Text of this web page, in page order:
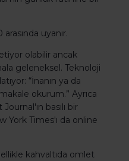
uyanır.
olabilir ancak
geleneksel. Teknoloji
“İnanın ya da
okurum.” Ayrıca
basılı bir
York Times'ı da online
kahvaltıda omlet